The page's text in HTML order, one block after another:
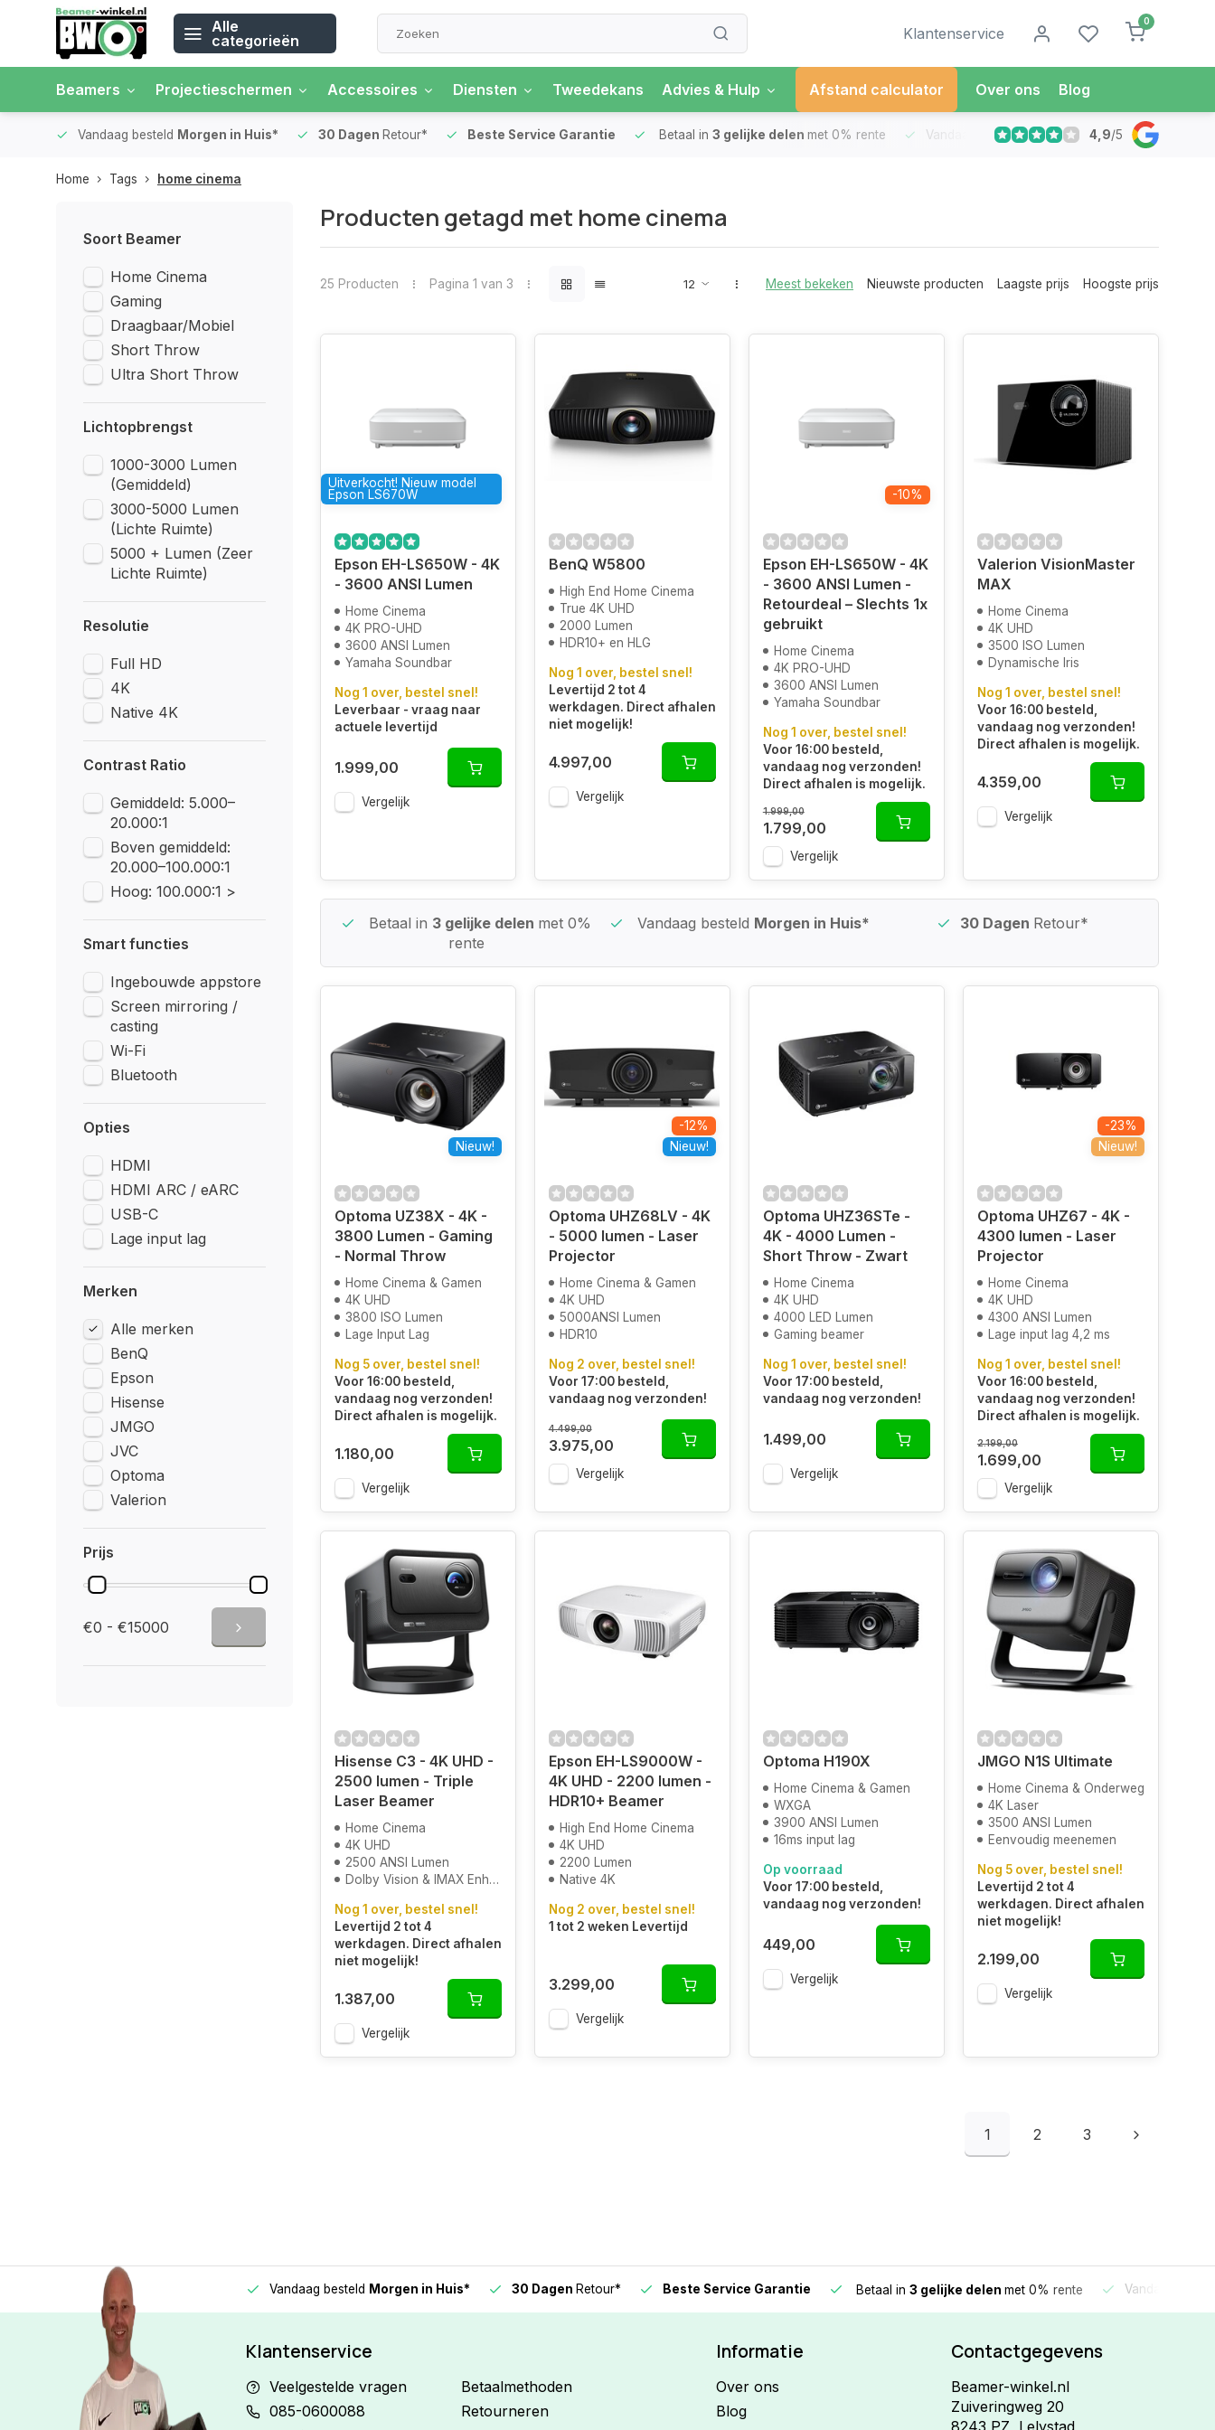
Alle
categorieën
Klantenservice
0
Beamers Projectieschermen Accessoires Diensten Tweedekans Advies & Hulp Afstand calculator Over ons Blog
Vandaag besteld Morgen in Huis* 30 Dagen Retour* Beste Service Garantie Betaal in 3 gelijke delen met 0% rente Vandaag besteldMorgen in Huis*
4,9/5
Home Tags home cinema
Soort Beamer
Home Cinema
Gaming
Draagbaar/Mobiel
Short Throw
Ultra Short Throw
Lichtopbrengst
1000-3000 Lumen
(Gemiddeld)
3000-5000 Lumen
(Lichte Ruimte)
5000 + Lumen (Zeer
Lichte Ruimte)
Resolutie
Full HD
4K
Native 4K
Contrast Ratio
Gemiddeld: 5.000–
20.000:1
Boven gemiddeld:
20.000–100.000:1
Hoog: 100.000:1 >
Smart functies
Ingebouwde appstore
Screen mirroring /
casting
Wi-Fi
Bluetooth
Opties
HDMI
HDMI ARC / eARC
USB-C
Lage input lag
Merken
Alle merken
BenQ
Epson
Hisense
JMGO
JVC
Optoma
Valerion
Prijs
€0 - €15000
Producten getagd met home cinema
25 Producten Pagina 1 van 3 Meest bekeken Nieuwste producten Laagste prijs Hoogste prijs
Uitverkocht! Nieuw model
Epson LS670W
Epson EH-LS650W - 4K
- 3600 ANSI Lumen
Home Cinema
4K PRO-UHD
3600 ANSI Lumen
Yamaha Soundbar
Nog 1 over, bestel snel!
Leverbaar - vraag naar
actuele levertijd
1.999,00
Vergelijk
BenQ W5800
High End Home Cinema
True 4K UHD
2000 Lumen
HDR10+ en HLG
Nog 1 over, bestel snel!
Levertijd 2 tot 4
werkdagen. Direct afhalen
niet mogelijk!
4.997,00
Vergelijk
-10%
Epson EH-LS650W - 4K
- 3600 ANSI Lumen -
Retourdeal – Slechts 1x
gebruikt
Home Cinema
4K PRO-UHD
3600 ANSI Lumen
Yamaha Soundbar
Nog 1 over, bestel snel!
Voor 16:00 besteld,
vandaag nog verzonden!
Direct afhalen is mogelijk.
1.999,00
1.799,00
Vergelijk
Valerion VisionMaster
MAX
Home Cinema
4K UHD
3500 ISO Lumen
Dynamische Iris
Nog 1 over, bestel snel!
Voor 16:00 besteld,
vandaag nog verzonden!
Direct afhalen is mogelijk.
4.359,00
Vergelijk
Beste Service Garantie Betaal in 3 gelijke delen met 0%
rente
Vandaag besteld Morgen in Huis* 30 Dagen Retour*
Nieuw!
Optoma UZ38X - 4K -
3800 Lumen - Gaming
- Normal Throw
Home Cinema & Gamen
4K UHD
3800 ISO Lumen
Lage Input Lag
Nog 5 over, bestel snel!
Voor 16:00 besteld,
vandaag nog verzonden!
Direct afhalen is mogelijk.
1.180,00
Vergelijk
-12%
Nieuw!
Optoma UHZ68LV - 4K
- 5000 lumen - Laser
Projector
Home Cinema & Gamen
4K UHD
5000ANSI Lumen
HDR10
Nog 2 over, bestel snel!
Voor 17:00 besteld,
vandaag nog verzonden!
4.499,00
3.975,00
Vergelijk
Optoma UHZ36STe -
4K - 4000 Lumen -
Short Throw - Zwart
Home Cinema
4K UHD
4000 LED Lumen
Gaming beamer
Nog 1 over, bestel snel!
Voor 17:00 besteld,
vandaag nog verzonden!
1.499,00
Vergelijk
-23%
Nieuw!
Optoma UHZ67 - 4K -
4300 lumen - Laser
Projector
Home Cinema
4K UHD
4300 ANSI Lumen
Lage input lag 4,2 ms
Nog 1 over, bestel snel!
Voor 16:00 besteld,
vandaag nog verzonden!
Direct afhalen is mogelijk.
2.199,00
1.699,00
Vergelijk
Hisense C3 - 4K UHD -
2500 lumen - Triple
Laser Beamer
Home Cinema
4K UHD
2500 ANSI Lumen
Dolby Vision & IMAX Enhanced
Nog 1 over, bestel snel!
Levertijd 2 tot 4
werkdagen. Direct afhalen
niet mogelijk!
1.387,00
Vergelijk
Epson EH-LS9000W -
4K UHD - 2200 lumen -
HDR10+ Beamer
High End Home Cinema
4K UHD
2200 Lumen
Native 4K
Nog 2 over, bestel snel!
1 tot 2 weken Levertijd
3.299,00
Vergelijk
Optoma H190X
Home Cinema & Gamen
WXGA
3900 ANSI Lumen
16ms input lag
Op voorraad
Voor 17:00 besteld,
vandaag nog verzonden!
449,00
Vergelijk
JMGO N1S Ultimate
Home Cinema & Onderweg
4K Laser
3500 ANSI Lumen
Eenvoudig meenemen
Nog 5 over, bestel snel!
Levertijd 2 tot 4
werkdagen. Direct afhalen
niet mogelijk!
2.199,00
Vergelijk
1 2 3
3 gelijke delen Vandaag besteld Morgen in Huis* 30 Dagen Retour* Beste Service Garantie Betaal in 3 gelijke delen met 0% rente Vandaag
Klantenservice
Veelgestelde vragen
085-0600088
Betaalmethoden
Retourneren
Informatie
Over ons
Blog
Contactgegevens
Beamer-winkel.nl
Zuiveringweg 20
8243 PZ, Lelystad